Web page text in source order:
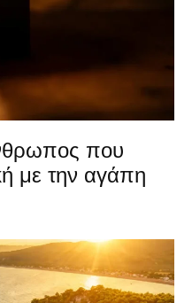
που
με την αγάπη